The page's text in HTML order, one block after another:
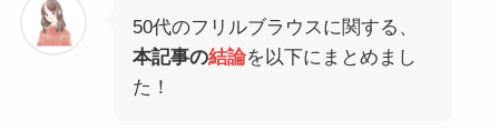
50代のフリルブラウスに関する、
本記事の結論を以下にまとめまし
た！